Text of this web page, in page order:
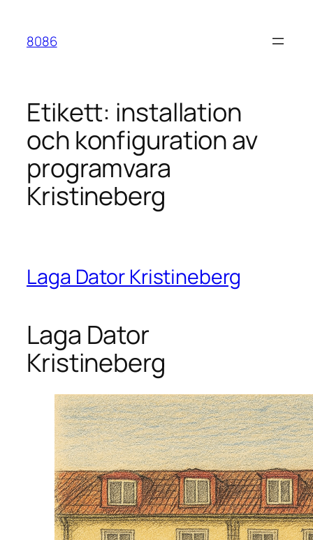
innehåll
8086
Etikett: installation
och konfiguration av
programvara
Kristineberg
Laga Dator Kristineberg
Laga Dator
Kristineberg